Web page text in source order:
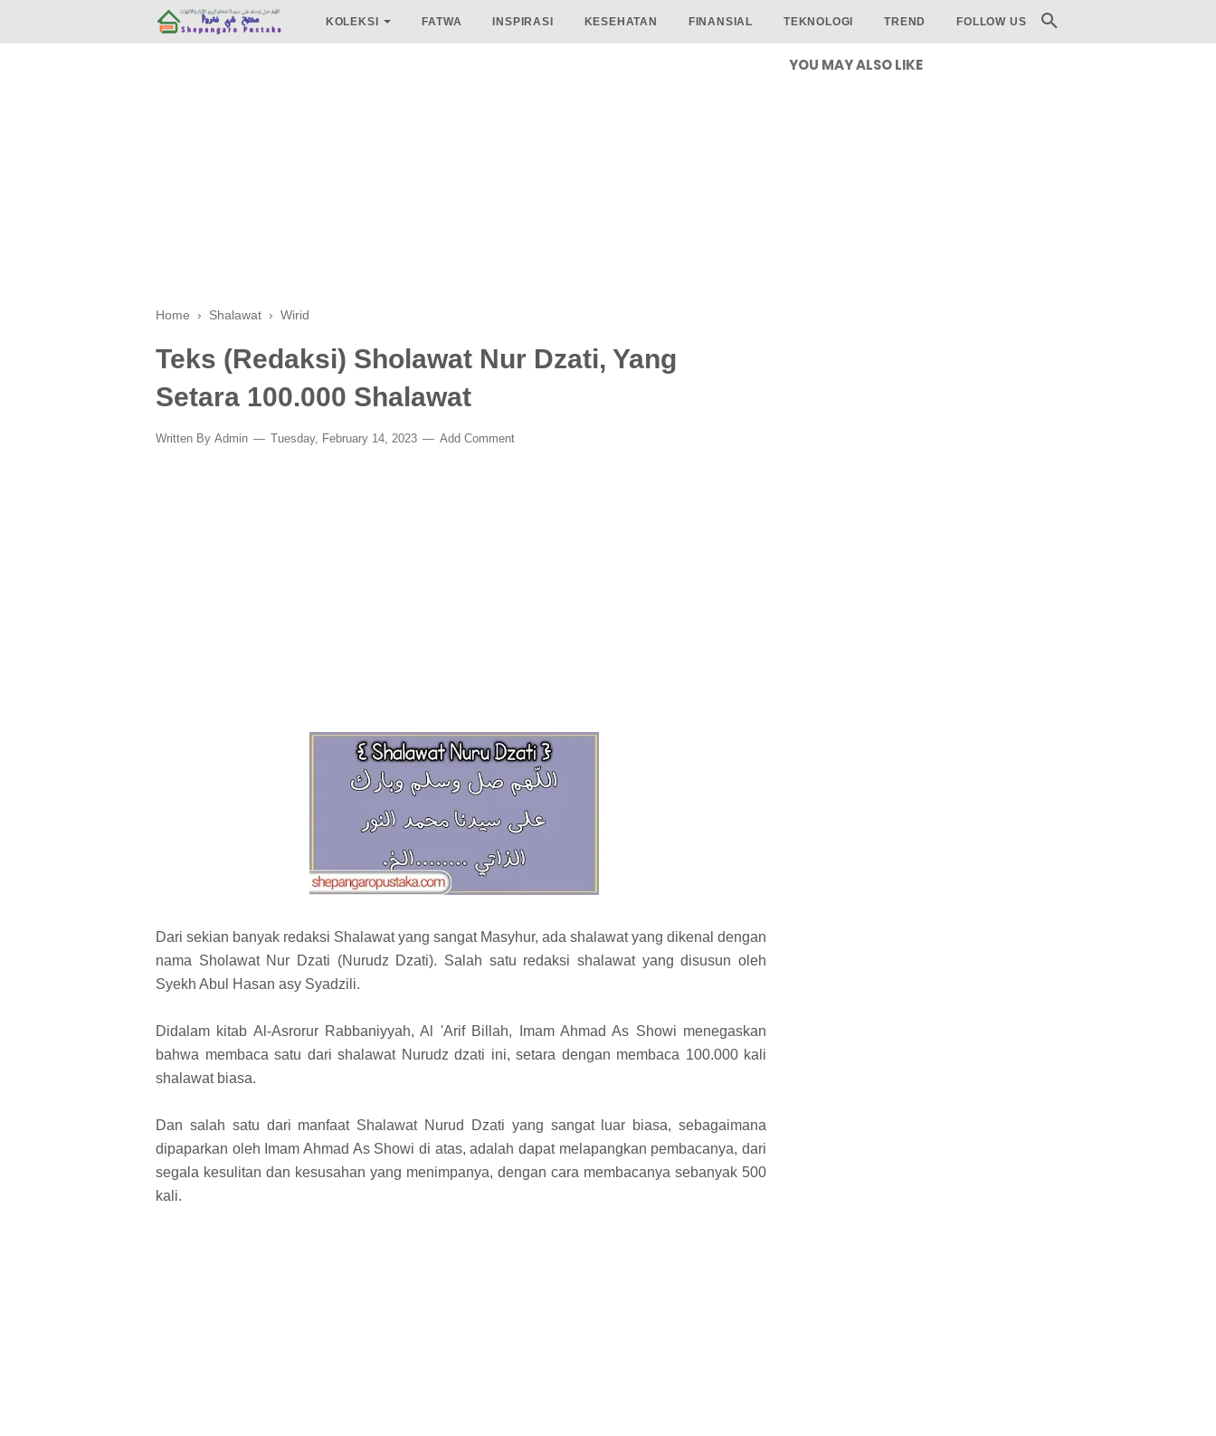
KOLEKSI FATWA INSPIRASI KESEHATAN FINANSIAL TEKNOLOGI TREND FOLLOW US
Home › Shalawat › Wirid
Teks (Redaksi) Sholawat Nur Dzati, Yang
Setara 100.000 Shalawat
Written By Admin Tuesday, February 14, 2023 Add Comment
Dari sekian banyak redaksi Shalawat yang sangat Masyhur, ada shalawat yang dikenal dengan
nama Sholawat Nur Dzati (Nurudz Dzati). Salah satu redaksi shalawat yang disusun oleh
Syekh Abul Hasan asy Syadzili.
Didalam kitab Al-Asrorur Rabbaniyyah, Al 'Arif Billah, Imam Ahmad As Showi menegaskan
bahwa membaca satu dari shalawat Nurudz dzati ini, setara dengan membaca 100.000 kali
shalawat biasa.
Dan salah satu dari manfaat Shalawat Nurud Dzati yang sangat luar biasa, sebagaimana
dipaparkan oleh Imam Ahmad As Showi di atas, adalah dapat melapangkan pembacanya, dari
segala kesulitan dan kesusahan yang menimpanya, dengan cara membacanya sebanyak 500
kali.
YOU MAY ALSO LIKE